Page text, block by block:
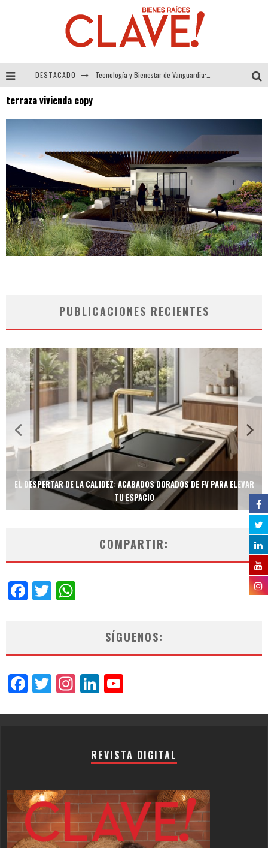
DESTACADO
Alexandra Bedoya – La Constancia detrás de La Paletería
terraza vivienda copy
PUBLICACIONES RECIENTES
EL DESPERTAR DE LA CALIDEZ: ACABADOS DORADOS DE FV PARA ELEVAR
TU ESPACIO
COMPARTIR:
Facebook
Twitter
SÍGUENOS:
Facebook
Twitter
Instagram
LinkedIn
REVISTA DIGITAL